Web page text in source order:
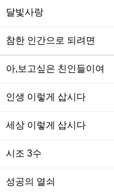
달빛사랑
참한 인간으로 되려면
아,보고싶은 친인들이여
인생 이렇게 삽시다
세상 이렇게 삽시다
시조 3수
성공의 열쇠